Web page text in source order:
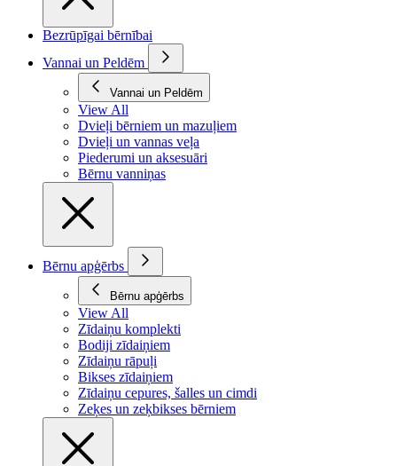
Bezrūpīgai bērnībai
Vannai un Peldēm
Vannai un Peldēm
View All
Dvieļi bērniem un mazuļiem
Dvieļi un vannas veļa
Piederumi un aksesuāri
Bērnu vanniņas
Bērnu apģērbs
Bērnu apģērbs
View All
Zīdaiņu komplekti
Bodiji zīdaiņiem
Zīdaiņu rāpuļi
Bikses zīdaiņiem
Zīdaiņu cepures, šalles un cimdi
Zeķes un zeķbikses bērniem